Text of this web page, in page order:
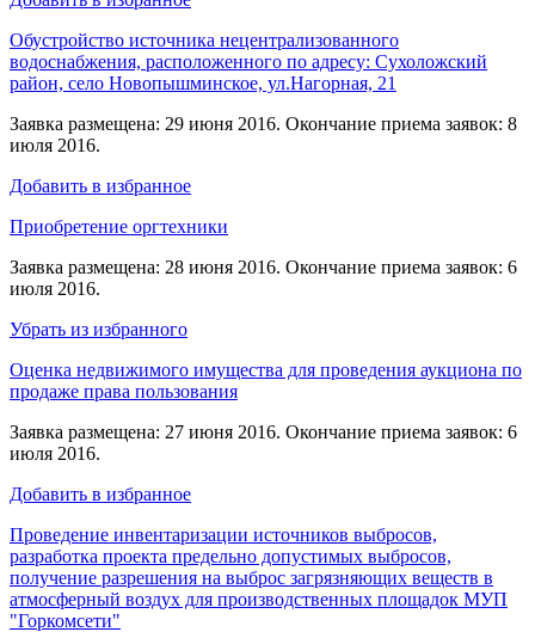
Обустройство источника нецентрализованного
водоснабжения, расположенного по адресу: Сухоложский
район, село Новопышминское, ул.Нагорная, 21
Заявка размещена: 29 июня 2016. Окончание приема заявок: 8
июля 2016.
Добавить в избранное
Приобретение оргтехники
Заявка размещена: 28 июня 2016. Окончание приема заявок: 6
июля 2016.
Убрать из избранного
Оценка недвижимого имущества для проведения аукциона по
продаже права пользования
Заявка размещена: 27 июня 2016. Окончание приема заявок: 6
июля 2016.
Добавить в избранное
Проведение инвентаризации источников выбросов,
разработка проекта предельно допустимых выбросов,
получение разрешения на выброс загрязняющих веществ в
атмосферный воздух для производственных площадок МУП
"Горкомсети"